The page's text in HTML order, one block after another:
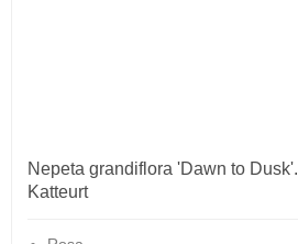
Nepeta grandiflora 'Dawn to Dusk'.
Katteurt